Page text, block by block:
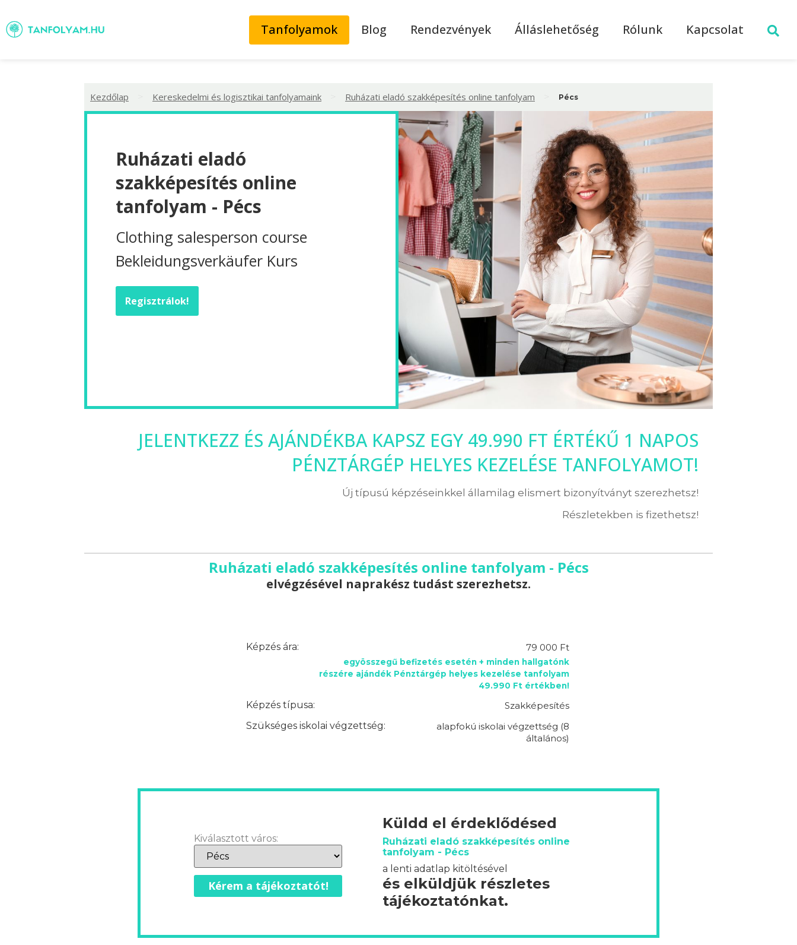
Tanfolyamok Blog Rendezvények Álláslehetőség Rólunk Kapcsolat
Kezdőlap Kereskedelmi és logisztikai tanfolyamaink Ruházati eladó szakképesítés online tanfolyam Pécs
Ruházati eladó
szakképesítés online
tanfolyam - Pécs
Clothing salesperson course
Bekleidungsverkäufer Kurs
Regisztrálok!
JELENTKEZZ ÉS AJÁNDÉKBA KAPSZ EGY 49.990 FT ÉRTÉKŰ 1 NAPOS
PÉNZTÁRGÉP HELYES KEZELÉSE TANFOLYAMOT!
Új típusú képzéseinkkel államilag elismert bizonyítványt szerezhetsz!
Részletekben is fizethetsz!
Ruházati eladó szakképesítés online tanfolyam - Pécs
elvégzésével naprakész tudást szerezhetsz.
Képzés ára: 79 000 Ft
egyösszegű befizetés esetén + minden hallgatónk
részére ajándék Pénztárgép helyes kezelése tanfolyam
49.990 Ft értékben!
Képzés típusa:
Szakképesítés
Szükséges iskolai végzettség:
alapfokú iskolai végzettség (8
általános)
Kiválasztott város:
Kérem a tájékoztatót!
Küldd el érdeklődésed
Ruházati eladó szakképesítés online
tanfolyam - Pécs
a lenti adatlap kitöltésével
és elküldjük részletes
tájékoztatónkat.